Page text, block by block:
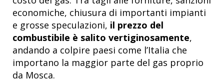
economiche, chiusura di importanti impianti
e grosse speculazioni, il prezzo del
combustibile è salito vertiginosamente,
andando a colpire paesi come l’Italia che
importano la maggior parte del gas proprio
da Mosca.